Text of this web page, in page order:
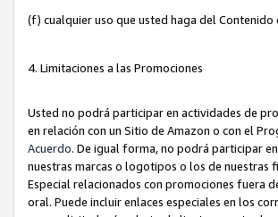
(f) cualquier uso que usted haga del
4. Limitaciones a las Promociones
Usted no podrá participar en actividades de
en relación con un Sitio de Amazon o con el
Acuerdo. De igual forma, no podrá participar
nuestras marcas o logotipos o los de nuestras
Especial relacionados con promociones fuera
oral. Puede incluir enlaces especiales en los